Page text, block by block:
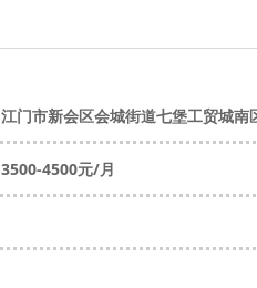
江门市新会区会城街道七堡工贸城南
3500-4500元/月